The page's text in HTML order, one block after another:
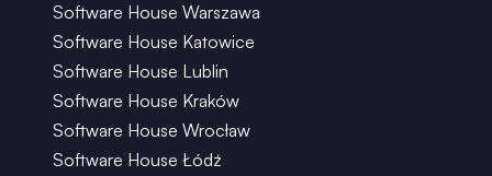
Software House Warszawa
Software House Katowice
Software House Lublin
Software House Kraków
Software House Wrocław
Software House Łódź